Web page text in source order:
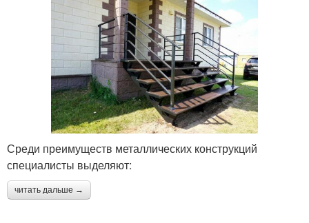
Среди преимуществ металлических конструкций
специалисты выделяют:
читать дальше →